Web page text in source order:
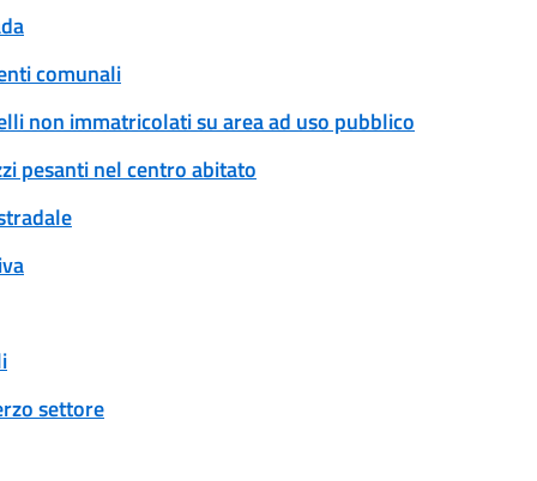
comunali
non immatricolati su area ad uso pubblico
pesanti nel centro abitato
settore